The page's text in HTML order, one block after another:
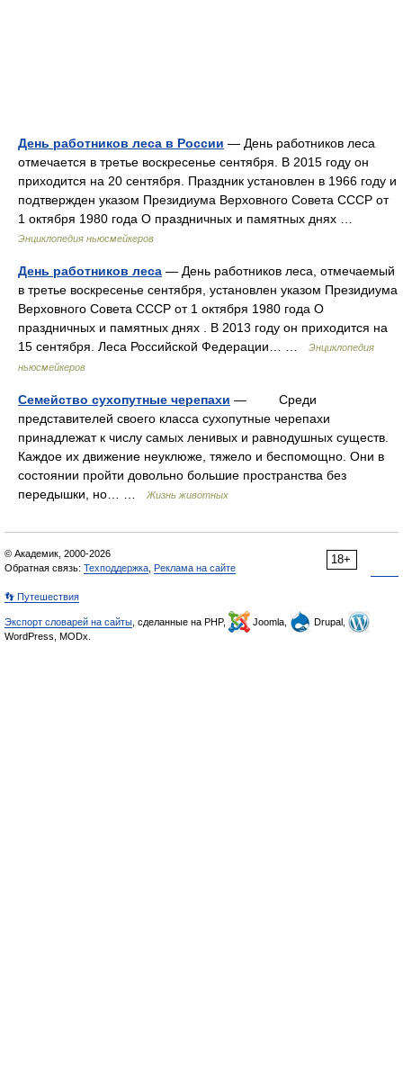
День работников леса в России — День работников леса
отмечается в третье воскресенье сентября. В 2015 году он
приходится на 20 сентября. Праздник установлен в 1966 году и
подтвержден указом Президиума Верховного Совета СССР от
1 октября 1980 года О праздничных и памятных днях …
Энциклопедия ньюсмейкеров
День работников леса — День работников леса, отмечаемый
в третье воскресенье сентября, установлен указом Президиума
Верховного Совета СССР от 1 октября 1980 года О
праздничных и памятных днях . В 2013 году он приходится на
15 сентября. Леса Российской Федерации… …
Энциклопедия
ньюсмейкеров
Семейство сухопутные черепахи — Среди
представителей своего класса сухопутные черепахи
принадлежат к числу самых ленивых и равнодушных существ.
Каждое их движение неуклюже, тяжело и беспомощно. Они в
состоянии пройти довольно большие пространства без
передышки, но… …
Жизнь животных
18+
© Академик, 2000-2026
Обратная связь: Техподдержка Реклама на сайте
👣 Путешествия
Экспорт словарей на сайты , сделанные на PHP, Joomla,
Drupal,
WordPress, MODx.